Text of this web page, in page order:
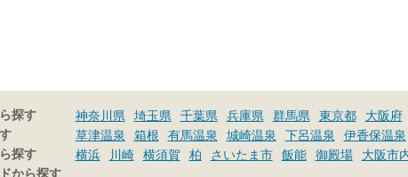
探す 神奈川県 埼玉県 千葉県 兵庫県 群馬県 東京都 大阪府
草津温泉 箱根 有馬温泉 城崎温泉 下呂温泉 伊香保温泉
探す 横浜 川崎 横須賀 柏 さいたま市 飯能 御殿場 大阪市
から探す